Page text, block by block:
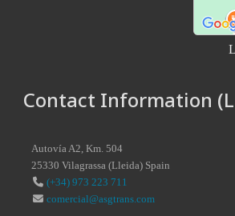
Contact Information
Autovía A2, Km. 504
25330 Vilagrassa (Lleida) Spain
(+34) 973 223 711
comercial@asgtrans.com